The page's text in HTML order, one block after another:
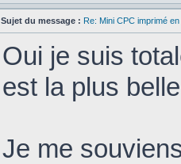
Sujet du message : Re: Mini CPC imprimé
Oui je suis
est la plus
Je me